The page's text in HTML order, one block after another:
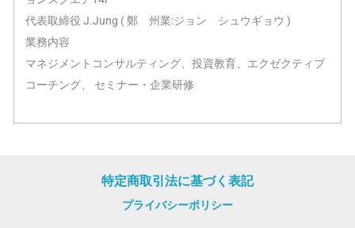
代表取締役 J.Jung ( 鄭 州業:ジョン シュウギョウ )
業務内容
マネジメントコンサルティング、投資教育、エクゼクティブ
コーチング、 セミナー・企業研修
特定商取引法に基づく表記
プライバシーポリシー